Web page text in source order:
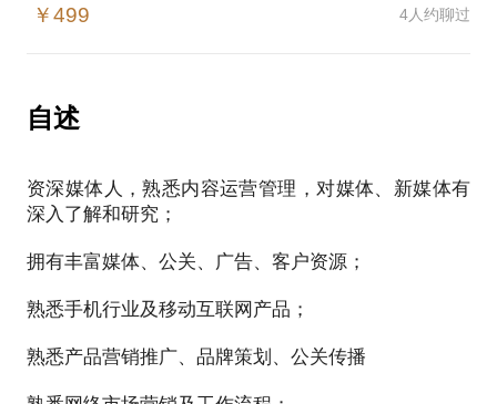
运作。
题。
我曾运营过全国流量最高的手机频道、半年打造出一
增长200万粉丝、创造过亿视频播放量。
作为一个传统媒体出身，又参与过产品研发生产、品
牌建设，现在又跨越到新媒体创业的人，我相信有很
￥499 4人约聊过
自述
资深媒体人，熟悉内容运营管理，对媒体、新媒体有
深入了解和研究；
拥有丰富媒体、公关、广告、客户资源；
熟悉手机行业及移动互联网产品；
熟悉产品营销推广、品牌策划、公关传播